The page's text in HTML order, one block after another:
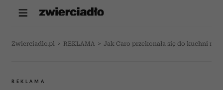
Zwierciadlo.pl > REKLAMA > Jak Caro przekonała się do kuchni
REKLAMA